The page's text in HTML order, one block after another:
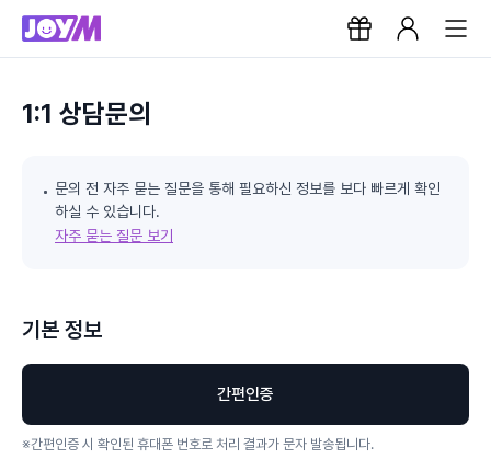
1:1 상담문의
문의 전 자주 묻는 질문을 통해 필요하신 정보를 보다 빠르게 확인
하실 수 있습니다.
자주 묻는 질문 보기
기본 정보
간편인증
※간편인증 시 확인된 휴대폰 번호로 처리 결과가 문자 발송됩니다.